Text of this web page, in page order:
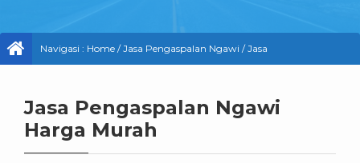
Navigasi : Home /Jasa Pengaspalan Ngawi /Jasa
Jasa Pengaspalan Ngawi
Harga Murah